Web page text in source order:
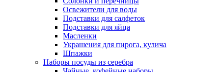
Освежители для воды
Подставки для салфеток
Подставки для яйца
Масленки
Украшения для пирога, кулича
Шпажки
Наборы посуды из серебра